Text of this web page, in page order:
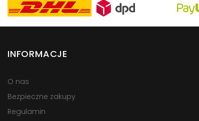
INFORMACJE
O nas
Bezpieczne zakupy
Regulamin